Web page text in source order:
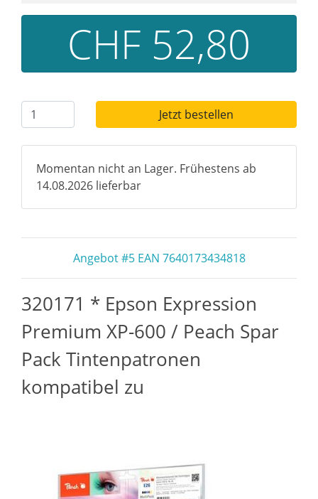
CHF 52,80
Jetzt bestellen
Momentan nicht an Lager. Frühestens ab
14.08.2026 lieferbar
Angebot #5 EAN 7640173434818
320171 * Epson Expression
Premium XP-600 / Peach Spar
Pack Tintenpatronen
kompatibel zu